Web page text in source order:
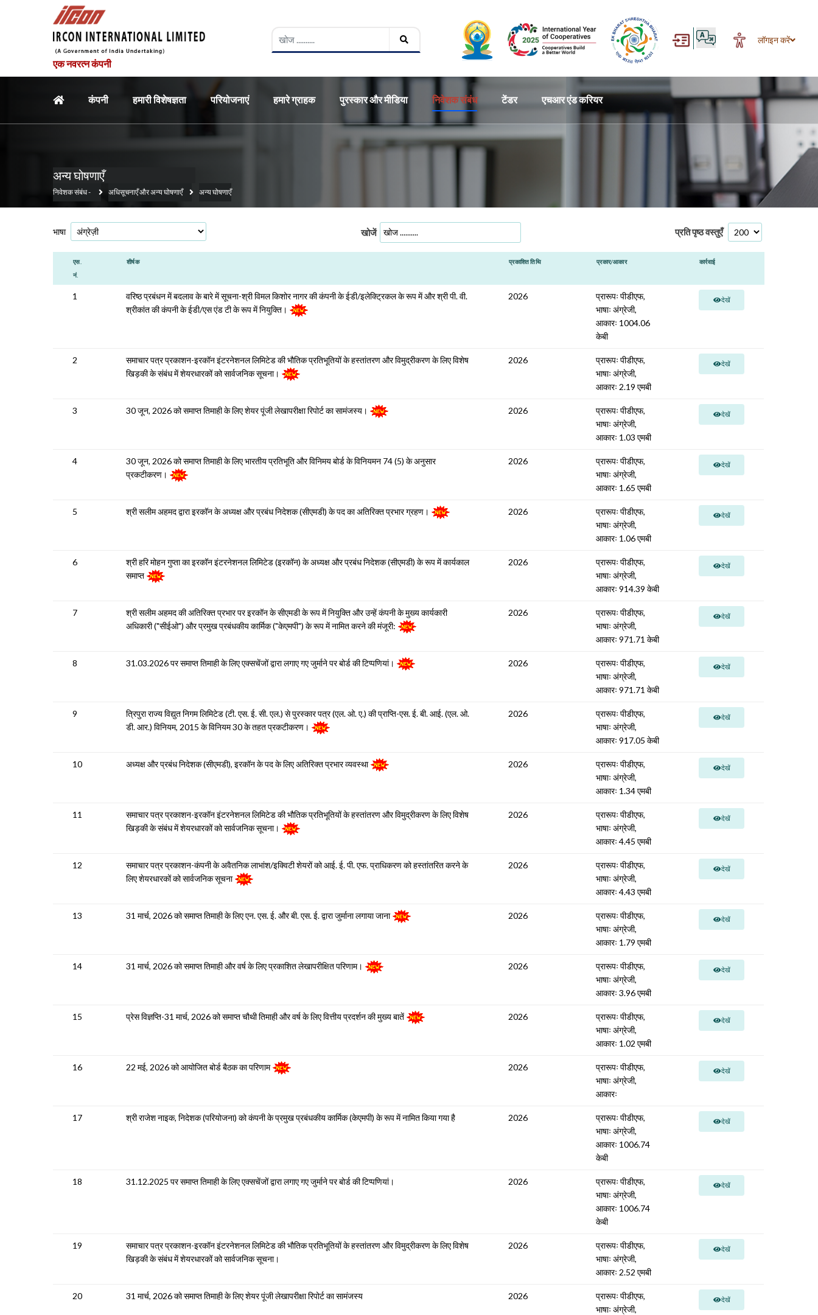
एक नवरत्न कंपनी
लॉगइन करें
कंपनी हमारी विशेषज्ञता परियोजनाएं हमारे ग्राहक पुरस्कार और मीडिया निवेशक संबंध टेंडर एचआर एंड करियर
अन्य घोषणाएँ
निवेशक संबंध- अधिसूचनाएँ और अन्य घोषणाएँ अन्य घोषणाएँ
भाषा खोजें प्रति पृष्ठ वस्तुएँ
एस.
नं.
शीर्षक प्रकाशित तिथि प्रकार/आकार कार्रवाई
1
वरिष्ठ प्रबंधन में बदलाव के बारे में सूचना-श्री विमल किशोर नागर की कंपनी के ईडी/इलेक्ट्रिकल के रूप में और श्री पी. वी.
श्रीकांत की कंपनी के ईडी/एस एंड टी के रूप में नियुक्ति।
2026
प्रारूपः पीडीएफ,
भाषाः अंग्रेजी,
आकारः 1004.06
केबी
देखें
2
समाचार पत्र प्रकाशन-इरकॉन इंटरनेशनल लिमिटेड की भौतिक प्रतिभूतियों के हस्तांतरण और विमुद्रीकरण के लिए विशेष
खिड़की के संबंध में शेयरधारकों को सार्वजनिक सूचना।
2026
प्रारूपः पीडीएफ,
भाषाः अंग्रेजी,
आकारः 2.19 एमबी
देखें
3 30 जून, 2026 को समाप्त तिमाही के लिए शेयर पूंजी लेखापरीक्षा रिपोर्ट का सामंजस्य। 2026
प्रारूपः पीडीएफ,
भाषाः अंग्रेजी,
आकारः 1.03 एमबी
देखें
4
30 जून, 2026 को समाप्त तिमाही के लिए भारतीय प्रतिभूति और विनिमय बोर्ड के विनियमन 74 (5) के अनुसार
प्रकटीकरण।
2026
प्रारूपः पीडीएफ,
भाषाः अंग्रेजी,
आकारः 1.65 एमबी
देखें
5 श्री सलीम अहमद द्वारा इरकॉन के अध्यक्ष और प्रबंध निदेशक (सीएमडी) के पद का अतिरिक्त प्रभार ग्रहण। 2026
प्रारूपः पीडीएफ,
भाषाः अंग्रेजी,
आकारः 1.06 एमबी
देखें
6
श्री हरि मोहन गुप्ता का इरकॉन इंटरनेशनल लिमिटेड (इरकॉन) के अध्यक्ष और प्रबंध निदेशक (सीएमडी) के रूप में कार्यकाल
समाप्त
2026
प्रारूपः पीडीएफ,
भाषाः अंग्रेजी,
आकारः 914.39 केबी
देखें
7
श्री सलीम अहमद की अतिरिक्त प्रभार पर इरकॉन के सीएमडी के रूप में नियुक्ति और उन्हें कंपनी के मुख्य कार्यकारी
अधिकारी ("सीईओ") और प्रमुख प्रबंधकीय कार्मिक ("केएमपी") के रूप में नामित करने की मंजूरी:
2026
प्रारूपः पीडीएफ,
भाषाः अंग्रेजी,
आकारः 971.71 केबी
देखें
8 31.03.2026 पर समाप्त तिमाही के लिए एक्सचेंजों द्वारा लगाए गए जुर्माने पर बोर्ड की टिप्पणियां। 2026
प्रारूपः पीडीएफ,
भाषाः अंग्रेजी,
आकारः 971.71 केबी
देखें
9
त्रिपुरा राज्य विद्युत निगम लिमिटेड (टी. एस. ई. सी. एल.) से पुरस्कार पत्र (एल. ओ. ए.) की प्राप्ति-एस. ई. बी. आई. (एल. ओ.
डी. आर.) विनियम, 2015 के विनियम 30 के तहत प्रकटीकरण।
2026
प्रारूपः पीडीएफ,
भाषाः अंग्रेजी,
आकारः 917.05 केबी
देखें
10 अध्यक्ष और प्रबंध निदेशक (सीएमडी), इरकॉन के पद के लिए अतिरिक्त प्रभार व्यवस्था 2026
प्रारूपः पीडीएफ,
भाषाः अंग्रेजी,
आकारः 1.34 एमबी
देखें
11
समाचार पत्र प्रकाशन-इरकॉन इंटरनेशनल लिमिटेड की भौतिक प्रतिभूतियों के हस्तांतरण और विमुद्रीकरण के लिए विशेष
खिड़की के संबंध में शेयरधारकों को सार्वजनिक सूचना।
2026
प्रारूपः पीडीएफ,
भाषाः अंग्रेजी,
आकारः 4.45 एमबी
देखें
12
समाचार पत्र प्रकाशन-कंपनी के अवैतनिक लाभांश/इक्विटी शेयरों को आई. ई. पी. एफ. प्राधिकरण को हस्तांतरित करने के
लिए शेयरधारकों को सार्वजनिक सूचना
2026
प्रारूपः पीडीएफ,
भाषाः अंग्रेजी,
आकारः 4.43 एमबी
देखें
13 31 मार्च, 2026 को समाप्त तिमाही के लिए एन. एस. ई. और बी. एस. ई. द्वारा जुर्माना लगाया जाना 2026
प्रारूपः पीडीएफ,
भाषाः अंग्रेजी,
आकारः 1.79 एमबी
देखें
14 31 मार्च, 2026 को समाप्त तिमाही और वर्ष के लिए प्रकाशित लेखापरीक्षित परिणाम। 2026
प्रारूपः पीडीएफ,
भाषाः अंग्रेजी,
आकारः 3.96 एमबी
देखें
15 प्रेस विज्ञप्ति-31 मार्च, 2026 को समाप्त चौथी तिमाही और वर्ष के लिए वित्तीय प्रदर्शन की मुख्य बातें 2026
प्रारूपः पीडीएफ,
भाषाः अंग्रेजी,
आकारः 1.02 एमबी
देखें
16 22 मई, 2026 को आयोजित बोर्ड बैठक का परिणाम 2026
प्रारूपः पीडीएफ,
भाषाः अंग्रेजी,
आकारः
देखें
17 श्री राजेश नाइक, निदेशक (परियोजना) को कंपनी के प्रमुख प्रबंधकीय कार्मिक (केएमपी) के रूप में नामित किया गया है 2026
प्रारूपः पीडीएफ,
भाषाः अंग्रेजी,
आकारः 1006.74
केबी
देखें
18 31.12.2025 पर समाप्त तिमाही के लिए एक्सचेंजों द्वारा लगाए गए जुर्माने पर बोर्ड की टिप्पणियां। 2026
प्रारूपः पीडीएफ,
भाषाः अंग्रेजी,
आकारः 1006.74
केबी
देखें
19
समाचार पत्र प्रकाशन-इरकॉन इंटरनेशनल लिमिटेड की भौतिक प्रतिभूतियों के हस्तांतरण और विमुद्रीकरण के लिए विशेष
खिड़की के संबंध में शेयरधारकों को सार्वजनिक सूचना।
2026
प्रारूपः पीडीएफ,
भाषाः अंग्रेजी,
आकारः 2.52 एमबी
देखें
20 31 मार्च, 2026 को समाप्त तिमाही के लिए शेयर पूंजी लेखापरीक्षा रिपोर्ट का सामंजस्य 2026
प्रारूपः पीडीएफ,
भाषाः अंग्रेजी,
देखें